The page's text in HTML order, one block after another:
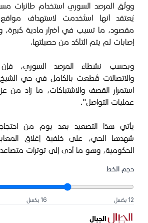
ووثّق المرصد السوري استخدام طائرات
يُعتقد أنها استُخدمت لاستهداف
مقصود، ما تسبب في أضرار مادية
إصابات لم يتم التأكد من حصيلتها.
وبحسب نشطاء المرصد السوري، فإن
والاتصالات قُطعت بالكامل في حي
استمرار القصف والاشتباكات، ما زاد
عمليات التواصل".
يأتي هذا التصعيد بعد يوم من
شهدها الحي، على خلفية إغلاق
الحكومية، وهو ما أدى إلى توترات
حجم الخط
12 بكسل 16 بكسل
الجبال